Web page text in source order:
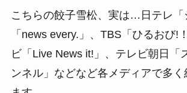
こちらの餃子雪松、実は…日テレ「
「news every.」、TBS「ひるおび!
ビ「Live News it!」、テレビ朝日「
ンネル」などなど各メディアで多